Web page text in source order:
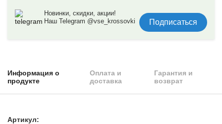
Новинки, скидки, акции!
Наш Telegram @vse_krossovki
Подписаться
Информация о
продукте
Оплата и
доставка
Гарантия и
возврат
Артикул: